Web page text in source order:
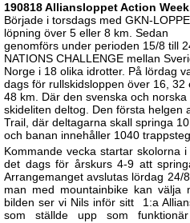
190818 Alliansloppet Action
Började i torsdags med GKN-
löpning över 5 eller 8 km. Sedan
genomförs under perioden 15/8 till
NATIONS CHALLENGE mellan
Norge i 18 olika idrotter. På lördag
dags för rullskidsloppen över 16, 32
48 km. Där den svenska och norska
skideliten deltog. Den första helgen
Trail, där deltagarna skall springa
och banan innehåller 1040
Kommande vecka startar skolorna
det dags för årskurs 4-9 att
Arrangemanget avslutas lördag 24/
man med mountainbike kan
bilden ser vi Nils inför sitt 1:a
som ställde upp som